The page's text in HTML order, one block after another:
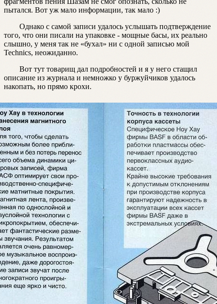
пытался. Вот уж мало информации, так мало :)
Однако с самой записи удалось услышать подтверждение
того, что они писали на упаковке - мощные басы, их реально
слышно, у меня так не «бухал» ни с одной записью мой
Technics, неожиданно.
Вот тут товарищ дал подробностей и я у него стащил
описание из журнала и немножко у буржуйчиков удалось
накопать, но прямо крохи.